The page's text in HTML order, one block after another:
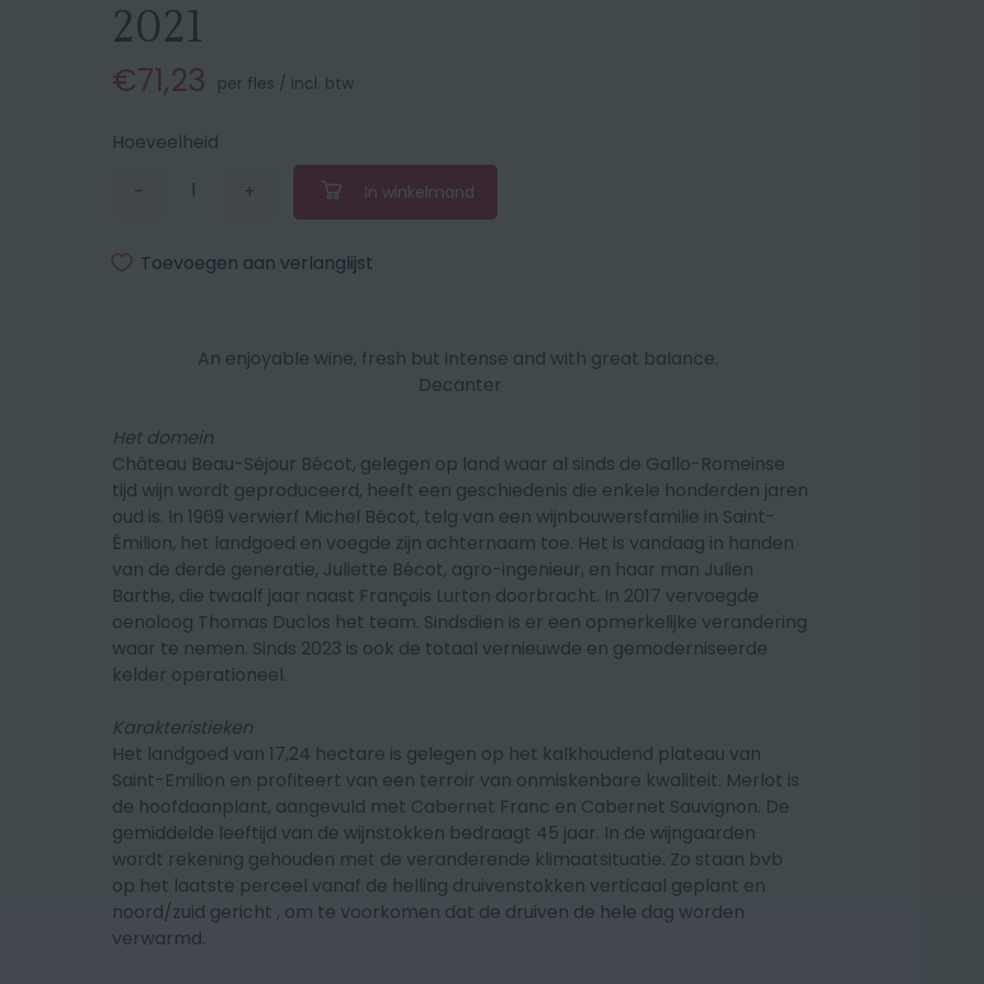
2021
€71,23 per fles / incl. btw
Hoeveelheid
-Verminder
met
+Vermeerder
1
In winkelmand
Toevoegen aan verlanglijst
An enjoyable wine, fresh but intense and with great balance.
Decanter
Het domein
Château Beau-Séjour Bécot, gelegen op land waar al sinds de Gallo-Romeinse
tijd wijn wordt geproduceerd, heeft een geschiedenis die enkele honderden jaren
oud is. In 1969 verwierf Michel Bécot, telg van een wijnbouwersfamilie in Saint-
Émilion, het landgoed en voegde zijn achternaam toe. Het is vandaag in handen
van de derde generatie, Juliette Bécot, agro-ingenieur, en haar man Julien
Barthe, die twaalf jaar naast François Lurton doorbracht. In 2017 vervoegde
oenoloog Thomas Duclos het team. Sindsdien is er een opmerkelijke verandering
waar te nemen. Sinds 2023 is ook de totaal vernieuwde en gemoderniseerde
kelder operationeel.
Karakteristieken
Het landgoed van 17,24 hectare is gelegen op het kalkhoudend plateau van
Saint-Emilion en profiteert van een terroir van onmiskenbare kwaliteit. Merlot is
de hoofdaanplant, aangevuld met Cabernet Franc en Cabernet Sauvignon. De
gemiddelde leeftijd van de wijnstokken bedraagt 45 jaar. In de wijngaarden
wordt rekening gehouden met de veranderende klimaatsituatie. Zo staan bvb
op het laatste perceel vanaf de helling druivenstokken verticaal geplant en
noord/zuid gericht , om te voorkomen dat de druiven de hele dag worden
verwarmd.